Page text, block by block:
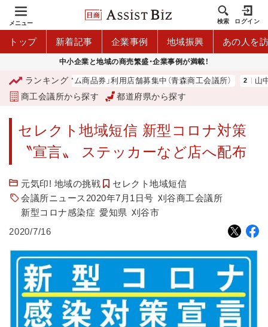
メニュー 検索 ログイン
トップ 新着記事 企業事例 地域振興 あの人を
中小企業と地域の商売繁盛・企業事例が満載！
ランキング
「青森市プレミアム商品券」利用店舗募集中（青森商工会議所） 山中伸
商工会議所から探す 都道府県から探す
セレクト地域短信 新型コロナ対策
〝宣言〟 ステッカーなど店へ配布
元気印! 地域の挑戦
セレクト地域短信
会議所ニュース2020年7月1日号 刈谷商工会議所
新型コロナ感染症 愛知県 刈谷市
2020/7/16